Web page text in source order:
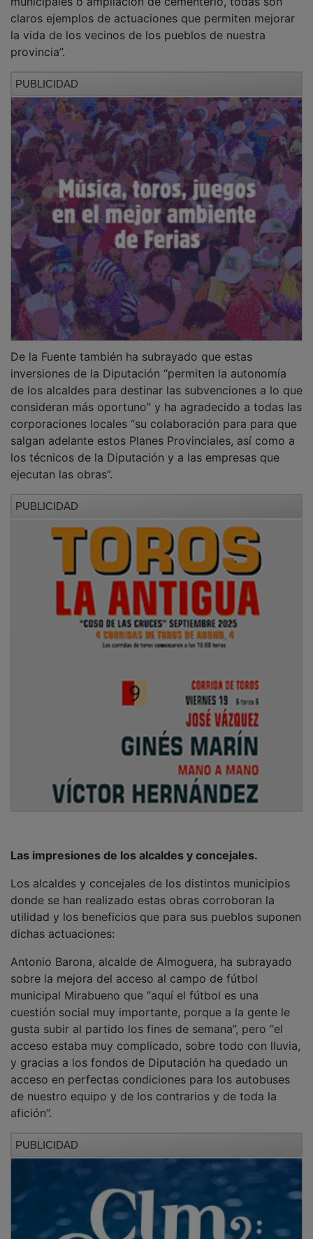
claros ejemplos de actuaciones que permiten mejorar
la vida de los vecinos de los pueblos de nuestra
provincia”.
inversiones de la Diputación “permiten la autonomía
de los alcaldes para destinar las subvenciones a lo que
consideran más oportuno” y ha agradecido a todas las
corporaciones locales “su colaboración para para que
salgan adelante estos Planes Provinciales, así como a
los técnicos de la Diputación y a las empresas que
ejecutan las obras”.
donde se han realizado estas obras corroboran la
utilidad y los beneficios que para sus pueblos suponen
dichas actuaciones:
sobre la mejora del acceso al campo de fútbol
municipal Mirabueno que “aquí el fútbol es una
cuestión social muy importante, porque a la gente le
gusta subir al partido los fines de semana”, pero “el
acceso estaba muy complicado, sobre todo con lluvia,
y gracias a los fondos de Diputación ha quedado un
acceso en perfectas condiciones para los autobuses
de nuestro equipo y de los contrarios y de toda la
afición”.